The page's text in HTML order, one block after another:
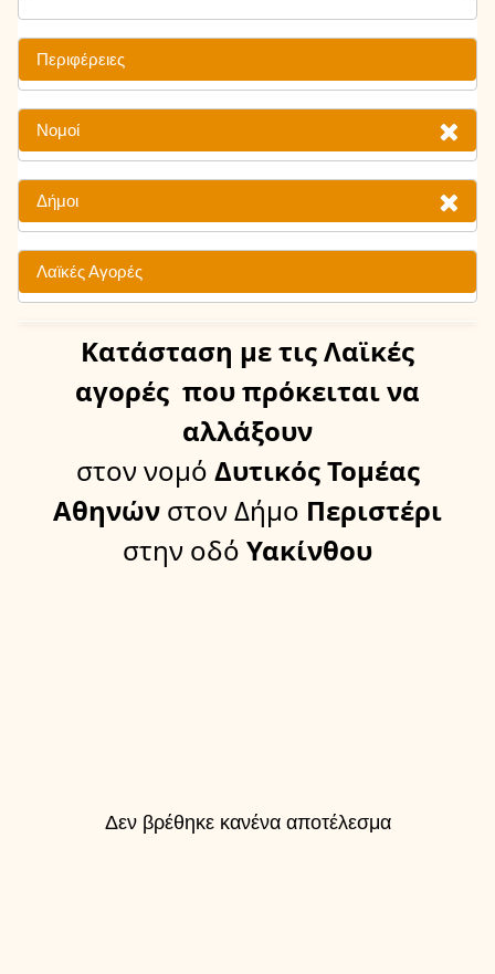
Περιφέρειες
Νομοί
Δήμοι
Λαϊκές Αγορές
Κατάσταση με τις Λαϊκές
αγορές που πρόκειται να
αλλάξουν
στον νομό Δυτικός Τομέας
Αθηνών στον Δήμο Περιστέρι
στην οδό Υακίνθου
Δεν βρέθηκε κανένα αποτέλεσμα